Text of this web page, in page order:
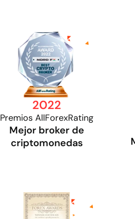
2022
Premios AllForexRating
Mejor broker de
criptomonedas